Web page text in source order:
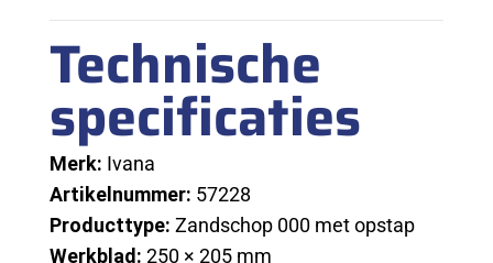
Technische
specificaties
Merk: Ivana
Artikelnummer: 57228
Producttype: Zandschop 000 met opstap
Werkblad: 250 × 205 mm